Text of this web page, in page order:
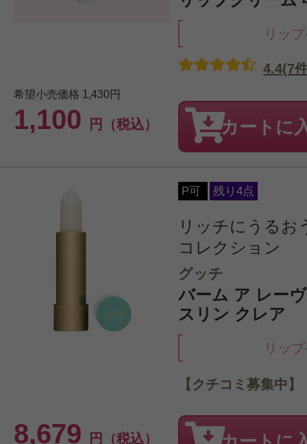
リッ
希望小売価格 1,430円
1,100 円（税込）
4.4(7
カートに
P可 残り4点
リッチにうるお
コレクション
グッチ
バーム ア レー
スリン クレア
リッ
8,679 円（税込）
【クチコミ募集中】